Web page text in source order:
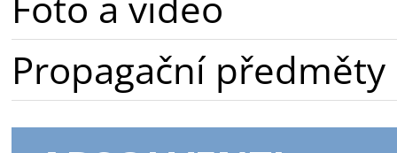
Propagační předměty